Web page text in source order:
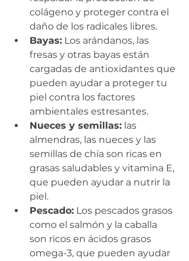
colágeno y proteger contra el
daño de los radicales libres.
Bayas: Los arándanos, las
fresas y otras bayas están
cargadas de antioxidantes que
pueden ayudar a proteger tu
piel contra los factores
ambientales estresantes.
Nueces y semillas: las
almendras, las nueces y las
semillas de chía son ricas en
grasas saludables y vitamina E,
que pueden ayudar a nutrir la
piel.
Pescado: Los pescados grasos
como el salmón y la caballa
son ricos en ácidos grasos
omega-3, que pueden ayudar